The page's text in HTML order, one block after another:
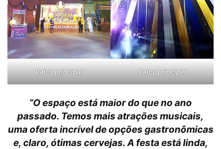
Palco principal Palco principal
“O espaço está maior do que no ano
passado. Temos mais atrações musicais,
uma oferta incrível de opções gastronômicas
e, claro, ótimas cervejas. A festa está linda,